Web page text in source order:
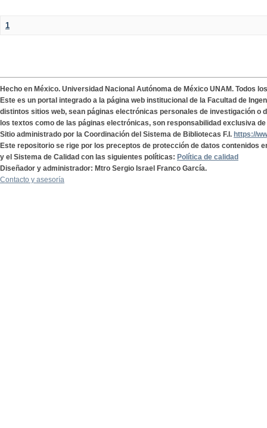
1
Hecho en México. Universidad Nacional Autónoma de México UNAM. Todos
Este es un portal integrado a la página web institucional de la Facultad de
distintos sitios web, sean páginas electrónicas personales de investigación o
los textos como de las páginas electrónicas, son responsabilidad exclusiva
Sitio administrado por la Coordinación del Sistema de Bibliotecas F.I. https://
Este repositorio se rige por los preceptos de protección de datos contenidos
y el Sistema de Calidad con las siguientes políticas: Política de calidad
Diseñador y administrador: Mtro Sergio Israel Franco García.
Contacto y asesoría